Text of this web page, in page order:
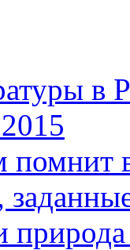
в
помнит